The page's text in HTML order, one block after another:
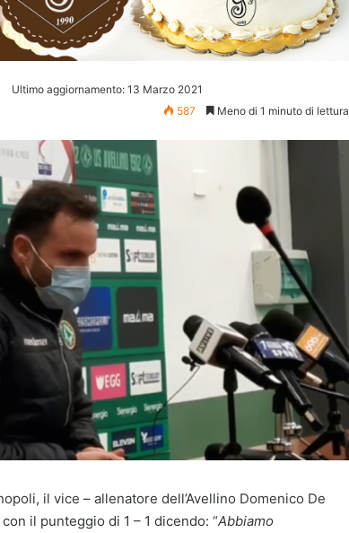
Ultimo aggiornamento: 13 Marzo 2021
587
Meno di 1 minuto di lettura
il vice – allenatore dell’Avellino Domenico De
il punteggio di 1 – 1 dicendo: “Abbiamo